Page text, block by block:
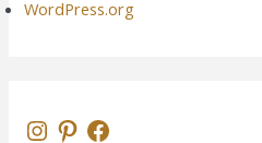
WordPress.org